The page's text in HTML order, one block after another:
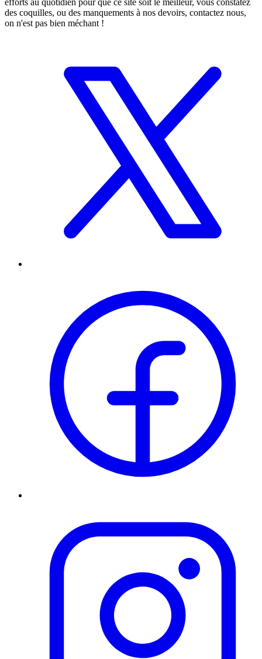
des coquilles, ou des manquements à nos devoirs, contactez nous,
on n'est pas bien méchant !